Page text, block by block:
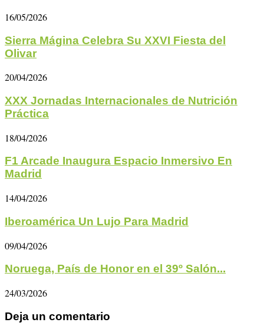
16/05/2026
Sierra Mágina Celebra Su XXVI Fiesta del
Olivar
20/04/2026
XXX Jornadas Internacionales de Nutrición
Práctica
18/04/2026
F1 Arcade Inaugura Espacio Inmersivo En
Madrid
14/04/2026
Iberoamérica Un Lujo Para Madrid
09/04/2026
Noruega, País de Honor en el 39º Salón...
24/03/2026
Deja un comentario